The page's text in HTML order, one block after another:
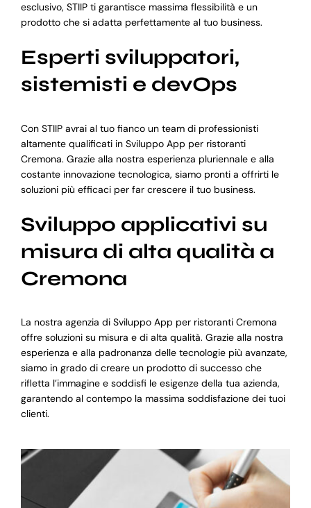
esclusivo, STIIP ti garantisce massima flessibilità e un
prodotto che si adatta perfettamente al tuo business.
Esperti sviluppatori,
sistemisti e devOps
Con STIIP avrai al tuo fianco un team di professionisti
altamente qualificati in Sviluppo App per ristoranti
Cremona. Grazie alla nostra esperienza pluriennale e alla
costante innovazione tecnologica, siamo pronti a offrirti le
soluzioni più efficaci per far crescere il tuo business.
Sviluppo applicativi su
misura di alta qualità a
Cremona
La nostra agenzia di Sviluppo App per ristoranti Cremona
offre soluzioni su misura e di alta qualità. Grazie alla nostra
esperienza e alla padronanza delle tecnologie più avanzate,
siamo in grado di creare un prodotto di successo che
rifletta l’immagine e soddisfi le esigenze della tua azienda,
garantendo al contempo la massima soddisfazione dei tuoi
clienti.